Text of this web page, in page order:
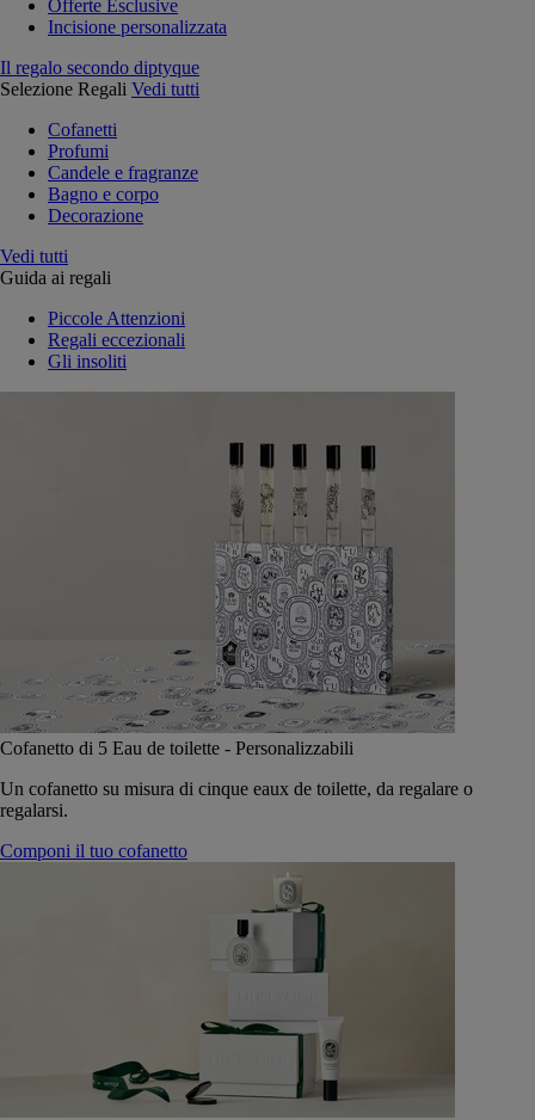
Offerte Esclusive
Incisione personalizzata
Il regalo secondo diptyque
Selezione Regali Vedi tutti
Cofanetti
Profumi
Candele e fragranze
Bagno e corpo
Decorazione
Vedi tutti
Guida ai regali
Piccole Attenzioni
Regali eccezionali
Gli insoliti
Cofanetto di 5 Eau de toilette - Personalizzabili
Un cofanetto su misura di cinque eaux de toilette, da regalare o
regalarsi.
Componi il tuo cofanetto